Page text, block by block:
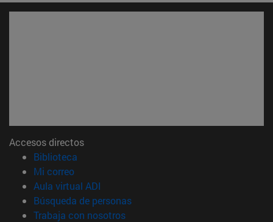
Accesos directos
Biblioteca
Mi correo(abre en nueva ventana)
Aula virtual ADI
Búsqueda de personas(abre en nueva ventana)
Trabaja con nosotros(abre en nueva ventana)